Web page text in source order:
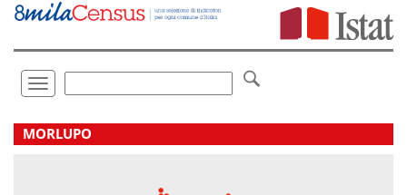
Vai
direttamente
Toggle
navigation
.
MORLUPO